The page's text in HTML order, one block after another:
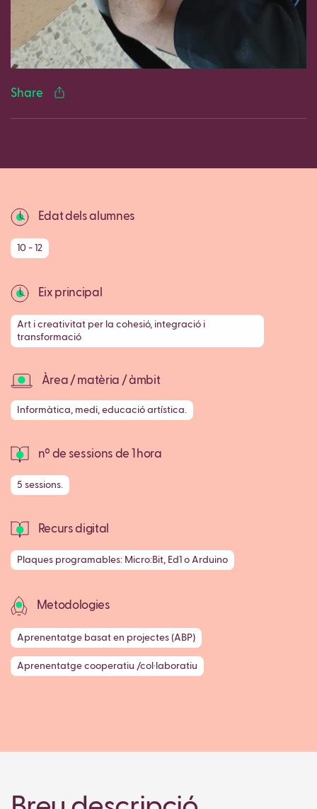
Share
Facebook
TwitterLinkedIn
WhatsApp
Reddit
Gmail
Edat dels alumnes
10 - 12
Eix principal
Art i creativitat per la cohesió, integració i
transformació
Àrea / matèria / àmbit
Informàtica, medi, educació artística.
nº de sessions de 1 hora
5 sessions.
Recurs digital
Plaques programables: Micro:Bit, Ed1 o Arduino
Metodologies
Aprenentatge basat en projectes (ABP)
Aprenentatge cooperatiu /col·laboratiu